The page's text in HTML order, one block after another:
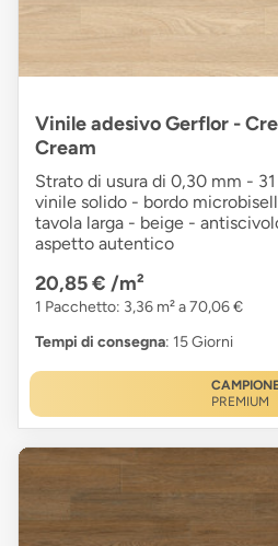
Vinile adesivo Gerflor -
Cream
Strato di usura di 0,30 mm -
vinile solido - bordo
tavola larga - beige -
aspetto autentico
20,85 € /m²
1 Pacchetto: 3,36 m² a 70,06 €
Tempi di consegna: 15 Giorni
PREMIUM